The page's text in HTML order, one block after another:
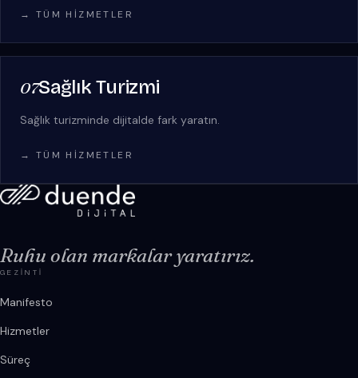
→ TÜM HIZMETLER
07Sağlık Turizmi
Sağlık turizminde dijitalde fark yaratın.
→ TÜM HIZMETLER
Ruhu olan markalar yaratırız.
GEZINTI
Manifesto
Hizmetler
Süreç